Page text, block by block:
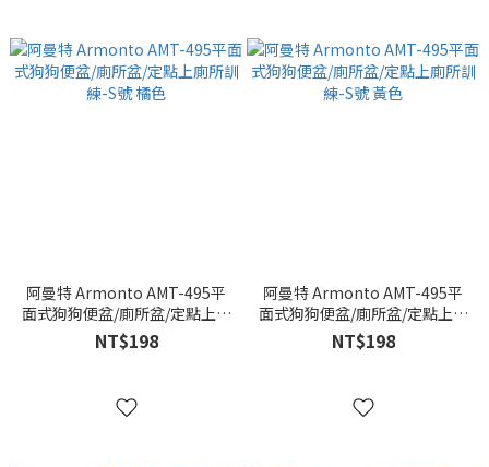
阿曼特 Armonto AMT-495平
面式狗狗便盆/廁所盆/定點上廁
所訓練-S號 橘色
NT$198
阿曼特 Armonto AMT-495平
面式狗狗便盆/廁所盆/定點上廁
所訓練-S號 黃色
NT$198